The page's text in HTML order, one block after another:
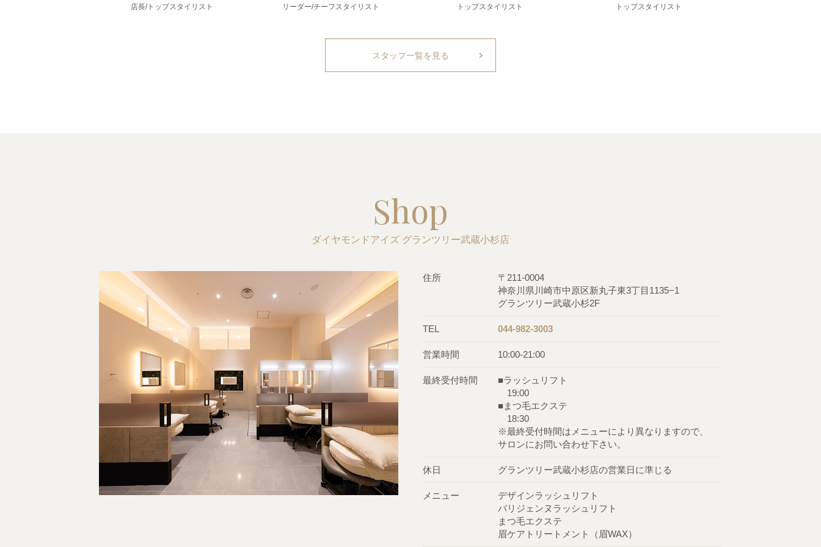
店長/トップスタイリスト リーダー/チーフスタイリスト トップスタイリスト トップスタイリスト
スタッフ一覧を見る chevron_right
Shop
ダイヤモンドアイズ グランツリー武蔵小杉店
住所
〒211-0004
神奈川県川崎市中原区新丸子東3丁目1135−1
グランツリー武蔵小杉2F
TEL 044-982-3003
営業時間 10:00-21:00
最終受付時間
■ラッシュリフト
19:00
■まつ毛エクステ
18:30
※最終受付時間はメニューにより異なりますので、
サロンにお問い合わせ下さい。
休日 グランツリー武蔵小杉店の営業日に準じる
メニュー
デザインラッシュリフト
パリジェンヌラッシュリフト
まつ毛エクステ
眉ケアトリートメント（眉WAX）